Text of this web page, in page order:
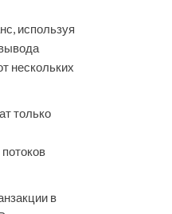
используя
нескольких
только
в